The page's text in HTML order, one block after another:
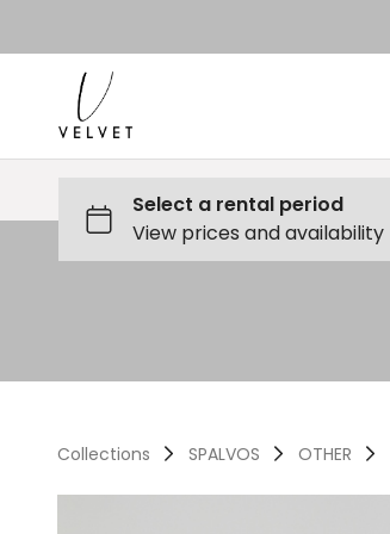
Collections SPALVOS OTHER